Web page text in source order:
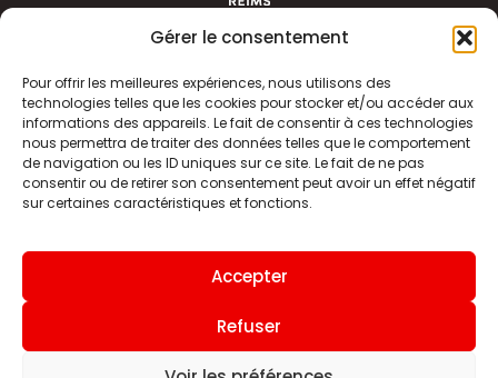
Gérer le consentement
Pour offrir les meilleures expériences, nous utilisons des
technologies telles que les cookies pour stocker et/ou accéder aux
informations des appareils. Le fait de consentir à ces technologies
nous permettra de traiter des données telles que le comportement
de navigation ou les ID uniques sur ce site. Le fait de ne pas
consentir ou de retirer son consentement peut avoir un effet négatif
sur certaines caractéristiques et fonctions.
Accepter
Refuser
ACTUALITÉS
CLUB
BOUTIQUE
HISTOIRE
ÉQUIPE PREMIERE
INFOS ET CONTACT